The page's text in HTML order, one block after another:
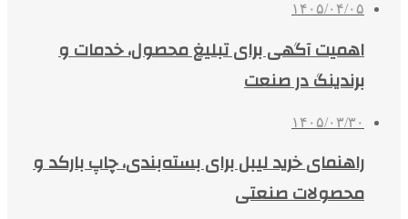
۱۴۰۵/۰۴/۰۵
اهمیت آگهی برای تبلیغ محصول، خدمات و
برندینگ در صنعت
۱۴۰۵/۰۳/۳۰
راهنمای خرید لیبل برای بسته‌بندی، چاپ بارکد و
محصولات صنعتی